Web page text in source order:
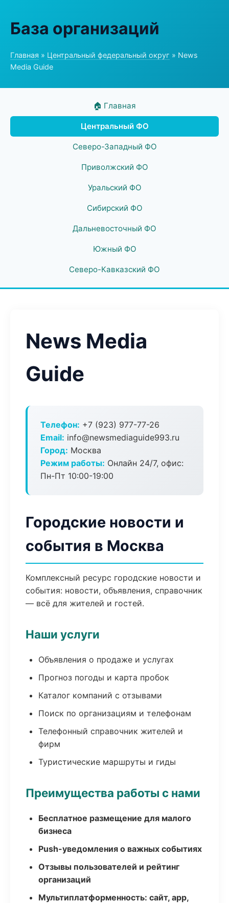
База организаций
Главная » Центральный федеральный округ » News
Media Guide
🏠 Главная
Центральный ФО
Северо-Западный ФО
Приволжский ФО
Уральский ФО
Сибирский ФО
Дальневосточный ФО
Южный ФО
Северо-Кавказский ФО
News Media
Guide
Телефон: +7 (923) 977-77-26
Email: info@newsmediaguide993.ru
Город: Москва
Режим работы: Онлайн 24/7, офис:
Пн-Пт 10:00-19:00
Городские новости и
события в Москва
Комплексный ресурс городские новости и
события: новости, объявления, справочник
— всё для жителей и гостей.
Наши услуги
Объявления о продаже и услугах
Прогноз погоды и карта пробок
Каталог компаний с отзывами
Поиск по организациям и телефонам
Телефонный справочник жителей и
фирм
Туристические маршруты и гиды
Преимущества работы с нами
Бесплатное размещение для малого
бизнеса
Push-уведомления о важных событиях
Отзывы пользователей и рейтинг
организаций
Мультиплатформенность: сайт, app,